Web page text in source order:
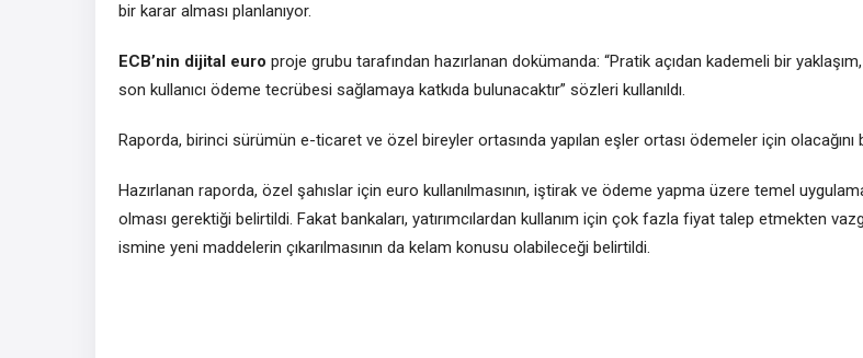
bir karar alması planlanıyor.
ECB’nin dijital euro proje grubu tarafından hazırlanan dokümanda: “Pratik açıdan kademeli bir
son kullanıcı ödeme tecrübesi sağlamaya katkıda bulunacaktır” sözleri kullanıldı.
Raporda, birinci sürümün e-ticaret ve özel bireyler ortasında yapılan eşler ortası ödemeler için olacağını
Hazırlanan raporda, özel şahıslar için euro kullanılmasının, iştirak ve ödeme yapma üzere temel
olması gerektiği belirtildi. Fakat bankaları, yatırımcılardan kullanım için çok fazla fiyat talep etmekten
ismine yeni maddelerin çıkarılmasının da kelam konusu olabileceği belirtildi.